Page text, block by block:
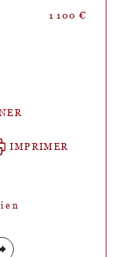
1 100 €
IMPRIMER